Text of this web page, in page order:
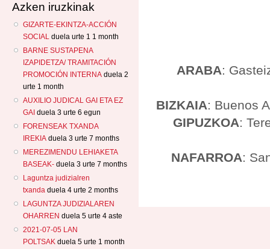
Azken iruzkinak
GIZARTE-EKINTZA-ACCIÓN
SOCIAL duela urte 1 1 month
BARNE SUSTAPENA
IZAPIDETZA/ TRAMITACIÓN
PROMOCIÓN INTERNA duela 2
urte 1 month
AUXILIO JUDICAL GAI ETA EZ
GAI duela 3 urte 6 egun
FORENSEAK TXANDA
IREKIA duela 3 urte 7 months
MEREZIMENDU LEHIAKETA
BASEAK- duela 3 urte 7 months
Laguntza judizialren
txanda duela 4 urte 2 months
LAGUNTZA JUDIZIALAREN
OHARREN duela 5 urte 4 aste
2021-07-05 LAN
POLTSAK duela 5 urte 1 month
ARABA:
BIZKAIA: Buenos
GIPUZKOA:
NAFARROA: